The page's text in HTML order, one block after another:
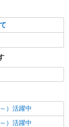
）活躍中
）活躍中